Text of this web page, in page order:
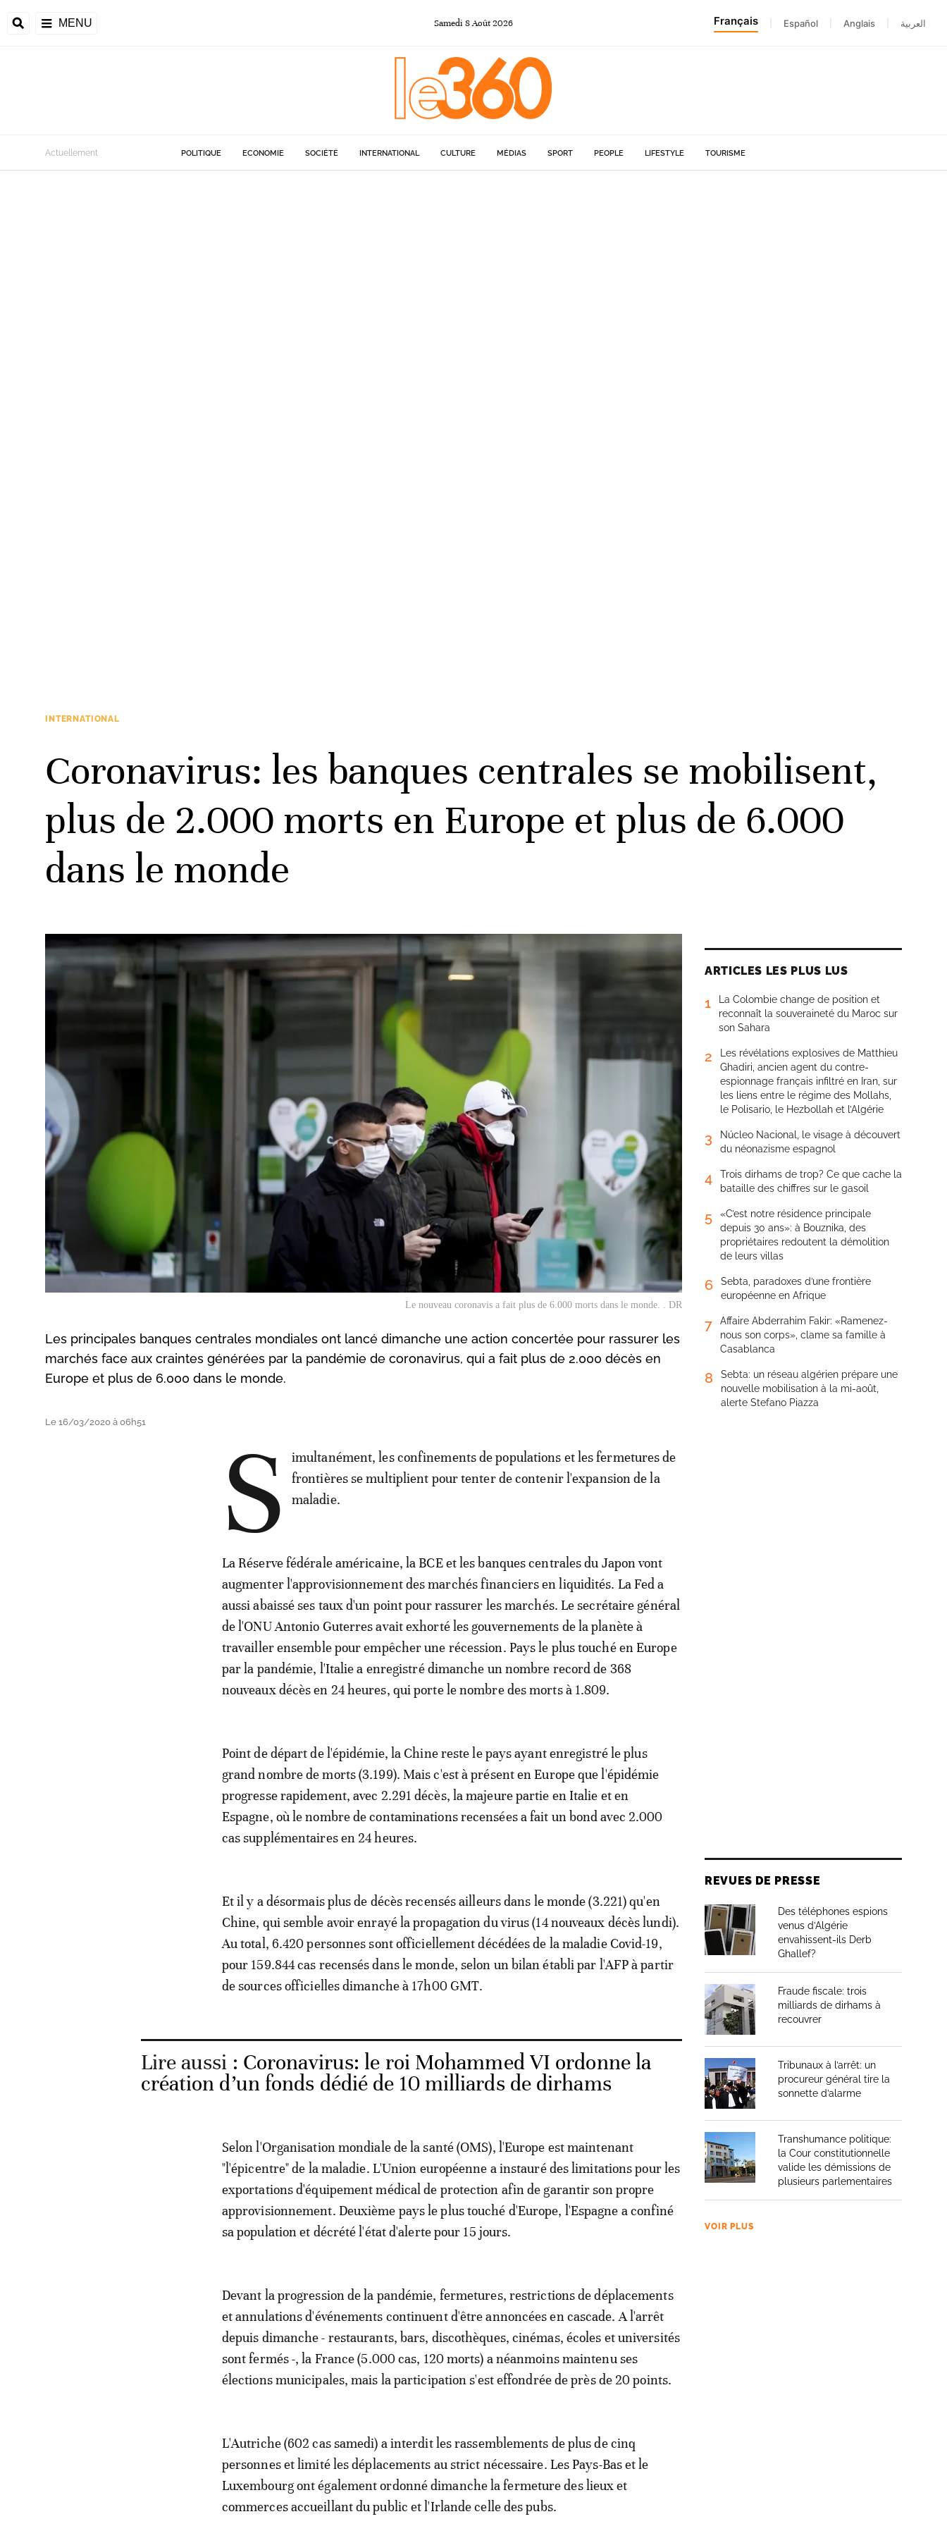
MENU Samedi 8Août2026 Français Español Anglais العربية
Actuellement POLITIQUE ECONOMIE SOCIÉTÉ INTERNATIONAL CULTURE MÉDIAS SPORT PEOPLE LIFESTYLE TOURISME
INTERNATIONAL
Coronavirus: les banques centrales se mobilisent,
plus de 2.000 morts en Europe et plus de 6.000
dans le monde
Le nouveau coronavis a fait plus de 6.000 morts dans le monde. . DR
Les principales banques centrales mondiales ont lancé dimanche une action concertée pour rassurer les
marchés face aux craintes générées par la pandémie de coronavirus, qui a fait plus de 2.000 décès en
Europe et plus de 6.000 dans le monde.
Le 16/03/2020 à 06h51 S
imultanément, les confinements de populations et les fermetures de
frontières se multiplient pour tenter de contenir l'expansion de la
maladie.
La Réserve fédérale américaine, la BCE et les banques centrales du Japon vont
augmenter l'approvisionnement des marchés financiers en liquidités. La Fed a
aussi abaissé ses taux d'un point pour rassurer les marchés. Le secrétaire général
de l'ONU Antonio Guterres avait exhorté les gouvernements de la planète à
travailler ensemble pour empêcher une récession. Pays le plus touché en Europe
par la pandémie, l'Italie a enregistré dimanche un nombre record de 368
nouveaux décès en 24 heures, qui porte le nombre des morts à 1.809.
Point de départ de l'épidémie, la Chine reste le pays ayant enregistré le plus
grand nombre de morts (3.199). Mais c'est à présent en Europe que l'épidémie
progresse rapidement, avec 2.291 décès, la majeure partie en Italie et en
Espagne, où le nombre de contaminations recensées a fait un bond avec 2.000
cas supplémentaires en 24 heures.
Et il y a désormais plus de décès recensés ailleurs dans le monde (3.221) qu'en
Chine, qui semble avoir enrayé la propagation du virus (14 nouveaux décès lundi).
Au total, 6.420 personnes sont officiellement décédées de la maladie Covid-19,
pour 159.844 cas recensés dans le monde, selon un bilan établi par l'AFP à partir
de sources officielles dimanche à 17h00 GMT.
Lire aussi : Coronavirus: le roi Mohammed VI ordonne la
création d’un fonds dédié de 10 milliards de dirhams
Selon l'Organisation mondiale de la santé (OMS), l'Europe est maintenant
"l'épicentre" de la maladie. L'Union européenne a instauré des limitations pour les
exportations d'équipement médical de protection afin de garantir son propre
approvisionnement. Deuxième pays le plus touché d'Europe, l'Espagne a confiné
sa population et décrété l'état d'alerte pour 15 jours.
Devant la progression de la pandémie, fermetures, restrictions de déplacements
et annulations d'événements continuent d'être annoncées en cascade. A l'arrêt
depuis dimanche - restaurants, bars, discothèques, cinémas, écoles et universités
sont fermés -, la France (5.000 cas, 120 morts) a néanmoins maintenu ses
élections municipales, mais la participation s'est effondrée de près de 20 points.
L'Autriche (602 cas samedi) a interdit les rassemblements de plus de cinq
personnes et limité les déplacements au strict nécessaire. Les Pays-Bas et le
Luxembourg ont également ordonné dimanche la fermeture des lieux et
commerces accueillant du public et l'Irlande celle des pubs.
ARTICLES LES PLUS LUS
1
La Colombie change de position et
reconnaît la souveraineté du Maroc sur
son Sahara
2
Les révélations explosives de Matthieu
Ghadiri, ancien agent du contre-
espionnage français infiltré en Iran, sur
les liens entre le régime des Mollahs,
le Polisario, le Hezbollah et l’Algérie
3
Núcleo Nacional, le visage à découvert
du néonazisme espagnol
4
Trois dirhams de trop? Ce que cache la
bataille des chiffres sur le gasoil
5
«C’est notre résidence principale
depuis 30 ans»: à Bouznika, des
propriétaires redoutent la démolition
de leurs villas
6
Sebta, paradoxes d’une frontière
européenne en Afrique
7
Affaire Abderrahim Fakir: «Ramenez-
nous son corps», clame sa famille à
Casablanca
8
Sebta: un réseau algérien prépare une
nouvelle mobilisation à la mi-août,
alerte Stefano Piazza
REVUES DE PRESSE
Des téléphones espions
venus d’Algérie
envahissent-ils Derb
Ghallef?
Fraude fiscale: trois
milliards de dirhams à
recouvrer
Tribunaux à l’arrêt: un
procureur général tire la
sonnette d’alarme
Transhumance politique:
la Cour constitutionnelle
valide les démissions de
plusieurs parlementaires
VOIR PLUS